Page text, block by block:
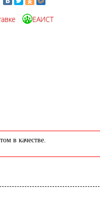
ЕАИСТ
в качестве.